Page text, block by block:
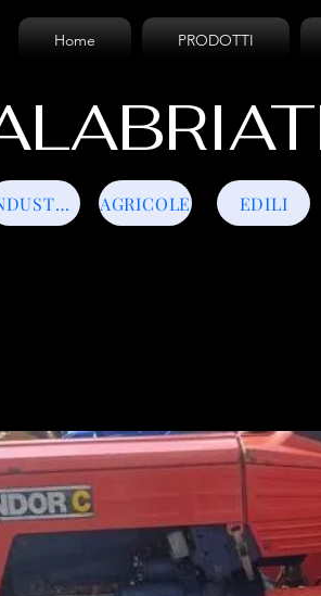
Home PRODOTTI
INDUSTRIALI EDILI
AGRICOLE